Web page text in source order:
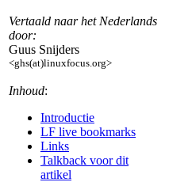
Vertaald naar het Nederlands
door:
Guus Snijders
<ghs(at)linuxfocus.org>
Inhoud:
Introductie
LF live bookmarks
Links
Talkback voor dit
artikel